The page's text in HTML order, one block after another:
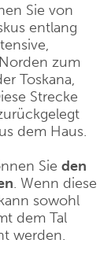
Sie von
entlang
zum
Toskana,
Strecke
dem Haus.
Sie den
. Wenn diese
sowohl
dem Tal
werden.